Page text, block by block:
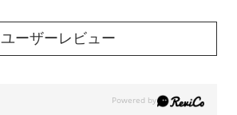
ユーザーレビュー